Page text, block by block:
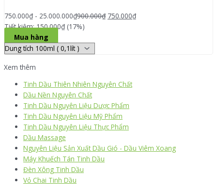
750.000₫- 25.000.000₫900.000₫ 750.000₫
Tiết kiệm: 150.000₫ (17%)
Mua hàng
Xem thêm
Tinh Dầu Thiên Nhiên Nguyên Chất
Dầu Nền Nguyên Chất
Tinh Dầu Nguyên Liệu Dược Phẩm
Tinh Dầu Nguyên Liệu Mỹ Phẩm
Tinh Dầu Nguyên Liệu Thực Phẩm
Dầu Massage
Nguyên Liệu Sản Xuất Dầu Gió - Dầu Viêm Xoang
Máy Khuếch Tán Tinh Dầu
Đèn Xông Tinh Dầu
Vỏ Chai Tinh Dầu